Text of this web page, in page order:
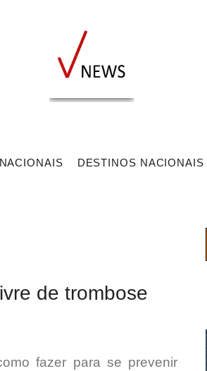
DESTINOS NACIONAIS
de trombose
fazer para se prevenir